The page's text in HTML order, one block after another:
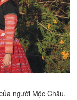
người Mộc Châu,